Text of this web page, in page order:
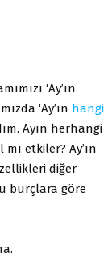
‘Ay’ın
‘Ay’ın hangi
Ayın herhangi
etkiler? Ay’ın
diğer
burçlara göre